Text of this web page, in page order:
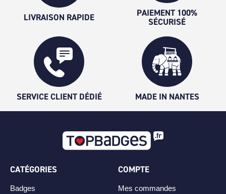
LIVRAISON RAPIDE
PAIEMENT 100%
SÉCURISÉ
SERVICE CLIENT DÉDIÉ MADE IN NANTES
CATÉGORIES
Badges
COMPTE
Mes commandes